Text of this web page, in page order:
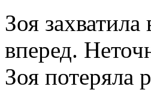
Зоя
вперед.
Зоя потеряла